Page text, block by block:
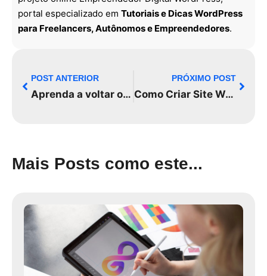
portal especializado em Tutoriais e Dicas WordPress
para Freelancers, Autônomos e Empreendedores.
POST ANTERIOR
Aprenda a voltar o seu WordPress original com o plugin WP RESET!
PRÓXIMO POST
Como Criar Site WordPress Grátis usando Elementor Free do Absoluto Zero
Mais Posts como este...